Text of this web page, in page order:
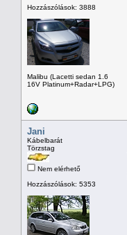
Hozzászólások: 3888
Malibu (Lacetti sedan 1.6
16V Platinum+Radar+LPG)
Jani
Kábelbarát
Törzstag
Nem elérhető
Hozzászólások: 5353